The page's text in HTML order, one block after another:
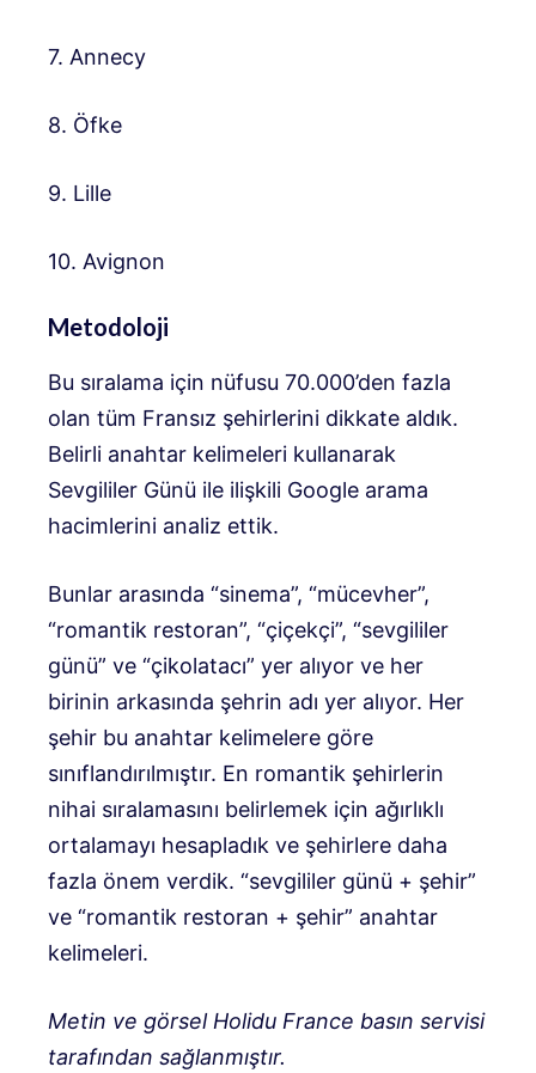
7. Annecy
8. Öfke
9. Lille
10. Avignon
Metodoloji
Bu sıralama için nüfusu 70.000’den fazla
olan tüm Fransız şehirlerini dikkate aldık.
Belirli anahtar kelimeleri kullanarak
Sevgililer Günü ile ilişkili Google arama
hacimlerini analiz ettik.
Bunlar arasında “sinema”, “mücevher”,
“romantik restoran”, “çiçekçi”, “sevgililer
günü” ve “çikolatacı” yer alıyor ve her
birinin arkasında şehrin adı yer alıyor. Her
şehir bu anahtar kelimelere göre
sınıflandırılmıştır. En romantik şehirlerin
nihai sıralamasını belirlemek için ağırlıklı
ortalamayı hesapladık ve şehirlere daha
fazla önem verdik. “sevgililer günü + şehir”
ve “romantik restoran + şehir” anahtar
kelimeleri.
Metin ve görsel Holidu France basın servisi
tarafından sağlanmıştır.